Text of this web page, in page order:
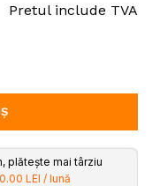
Pretul include TVA
plătește mai târziu
LEI / lună